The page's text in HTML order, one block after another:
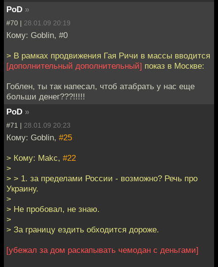
PoD »
#70 | 28.01.09 20:19
Кому: Goblin, #0
> В рамках продвижения Гая Ричи в массы вводится
[дополнительный дополнительный] показ в Москве:
Гоблен, ты так напесал, чтоб атабрать у нас еще
больши денег???!!!!!
PoD »
#71 | 28.01.09 20:23
Кому: Goblin, #25
> Кому: Makc, #22
>
> > 1. за пределами России - возможно? Речь про
Украину.
>
> Не пробовал, не знаю.
>
> За границу ездить обходится дороже.
[убежал за дом раскапывать чемодан с деньгами]